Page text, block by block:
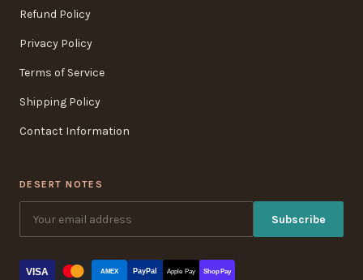
Refund Policy
Privacy Policy
Terms of Service
Shipping Policy
Contact Information
DESERT NOTES
Subscribe
VISA AMEX PayPal Apple Pay Shop Pay